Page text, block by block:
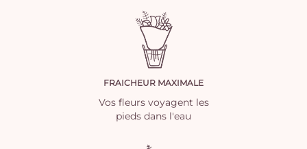
FRAICHEUR MAXIMALE
Vos fleurs voyagent les
pieds dans l'eau